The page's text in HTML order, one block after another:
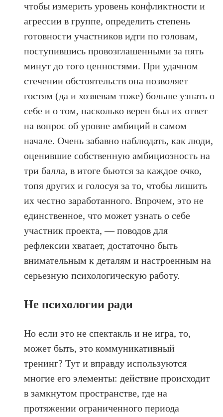
чтобы измерить уровень конфликтности и
агрессии в группе, определить степень
готовности участников идти по головам,
поступившись провозглашенными за пять
минут до того ценностями. При удачном
стечении обстоятельств она позволяет
гостям (да и хозяевам тоже) больше узнать о
себе и о том, насколько верен был их ответ
на вопрос об уровне амбиций в самом
начале. Очень забавно наблюдать, как люди,
оценившие собственную амбициозность на
три балла, в итоге бьются за каждое очко,
топя других и голосуя за то, чтобы лишить
их честно заработанного. Впрочем, это не
единственное, что может узнать о себе
участник проекта, — поводов для
рефлексии хватает, достаточно быть
внимательным к деталям и настроенным на
серьезную психологическую работу.
Не психологии ради
Но если это не спектакль и не игра, то,
может быть, это коммуникативный
тренинг? Тут и вправду используются
многие его элементы: действие происходит
в замкнутом пространстве, где на
протяжении ограниченного периода